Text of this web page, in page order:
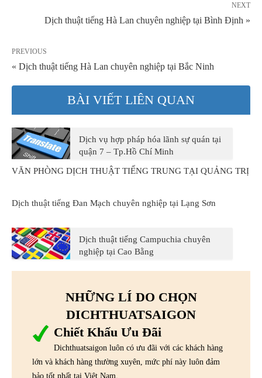
NEXT
Dịch thuật tiếng Hà Lan chuyên nghiệp tại Bình Định »
PREVIOUS
« Dịch thuật tiếng Hà Lan chuyên nghiệp tại Bắc Ninh
BÀI VIẾT LIÊN QUAN
Dịch vụ hợp pháp hóa lãnh sự quán tại
quận 7 – Tp.Hồ Chí Minh
VĂN PHÒNG DỊCH THUẬT TIẾNG TRUNG TẠI QUẢNG TRỊ
Dịch thuật tiếng Đan Mạch chuyên nghiệp tại Lạng Sơn
Dịch thuật tiếng Campuchia chuyên
nghiệp tại Cao Bằng
NHỮNG LÍ DO CHỌN
DICHTHUATSAIGON
Chiết Khấu Ưu Đãi
Dichthuatsaigon luôn có ưu đãi với các khách hàng
lớn và khách hàng thường xuyên, mức phí này luôn đảm
bảo tốt nhất tại Việt Nam.